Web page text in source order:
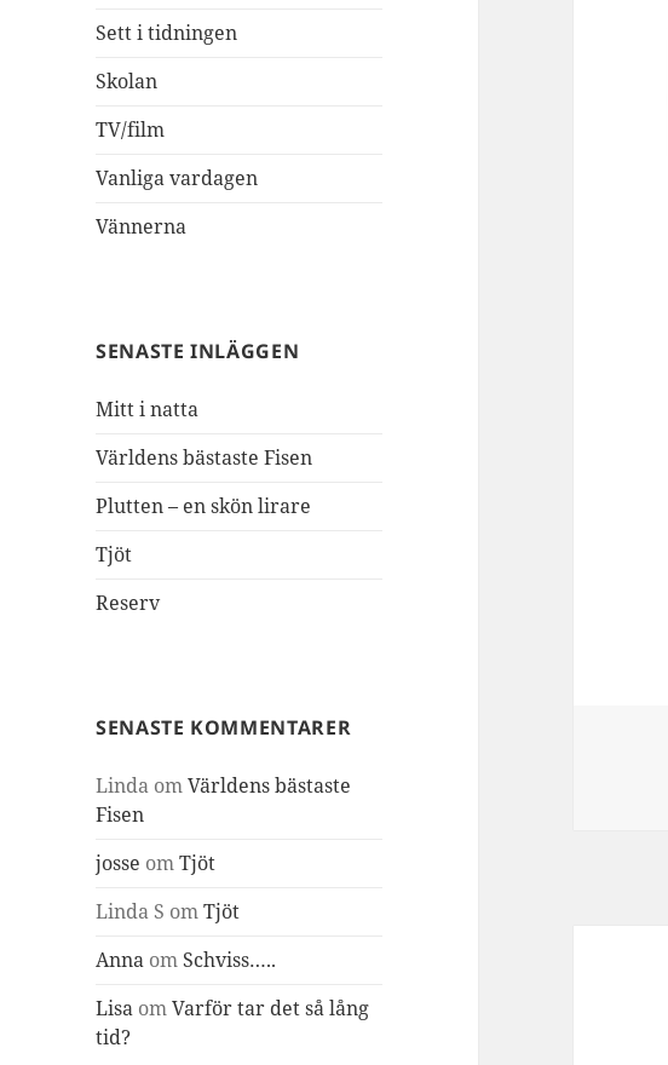
Sett i tidningen
Skolan
TV/film
Vanliga vardagen
Vännerna
SENASTE INLÄGGEN
Mitt i natta
Världens bästaste Fisen
Plutten – en skön lirare
Tjöt
Reserv
SENASTE KOMMENTARER
Linda omVärldens bästaste
Fisen
josse omTjöt
Linda S omTjöt
Anna om Schviss…..
Lisa omVarför tar det så lång
tid?